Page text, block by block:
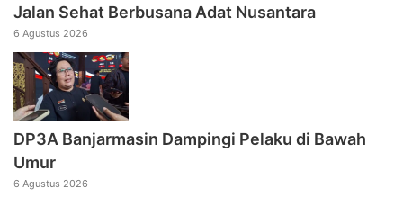
Jalan Sehat Berbusana Adat Nusantara
6 Agustus 2026
DP3A Banjarmasin Dampingi Pelaku di Bawah
Umur
6 Agustus 2026